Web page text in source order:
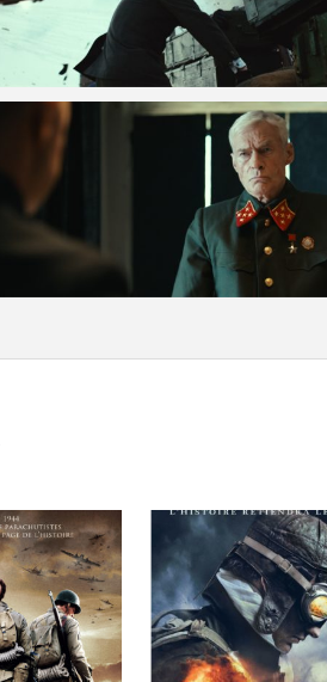
VOIR LA PHOTO EN GRAND FORMAT